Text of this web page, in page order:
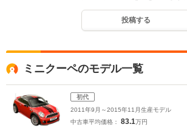
投稿する
ミニクーペのモデル一覧
初代
2011年9月～2015年11月生産モデル
中古車平均価格： 83.1万円